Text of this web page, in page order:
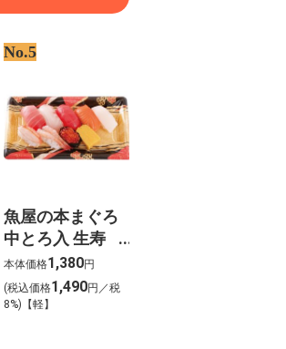
No.5
魚屋の本まぐろ
中とろ入 生寿
司 華（はな）
わさび抜き【g-
5】
本体価格1,380円
(税込価格1,490円／税
8%)【軽】